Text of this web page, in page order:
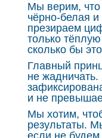
Мы верим,
чёрно‑белая
презираем
только
сколько бы
Главный
не
и не
Мы хотим,
результаты.
если не